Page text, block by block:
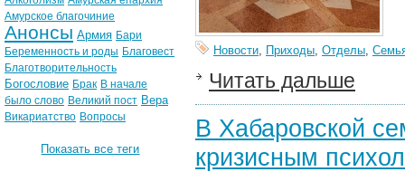
Новости, Приходы, Отделы,
Читать дальше
В Хабаровской
кризисным
Амурское благочиние
Анонсы Армия Бари
Беременность и роды Благовест
Благотворительность
Богословие Брак В начале
было слово Великий пост Вера
Викариатство Вопросы
Показать все теги